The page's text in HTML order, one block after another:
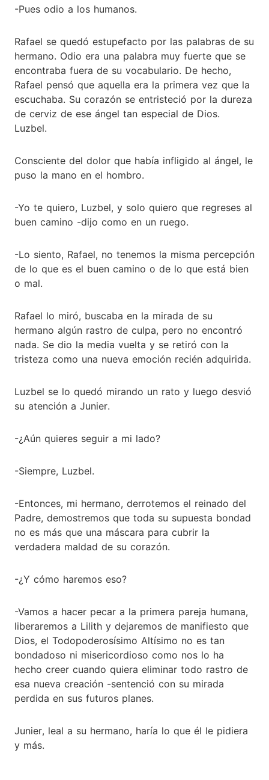
-Pues odio a los humanos.
Rafael se quedó estupefacto por las palabras de su
hermano. Odio era una palabra muy fuerte que se
encontraba fuera de su vocabulario. De hecho,
Rafael pensó que aquella era la primera vez que la
escuchaba. Su corazón se entristeció por la dureza
de cerviz de ese ángel tan especial de Dios.
Luzbel.
Consciente del dolor que había infligido al ángel, le
puso la mano en el hombro.
-Yo te quiero, Luzbel, y solo quiero que regreses al
buen camino -dijo como en un ruego.
-Lo siento, Rafael, no tenemos la misma percepción
de lo que es el buen camino o de lo que está bien
o mal.
Rafael lo miró, buscaba en la mirada de su
hermano algún rastro de culpa, pero no encontró
nada. Se dio la media vuelta y se retiró con la
tristeza como una nueva emoción recién adquirida.
Luzbel se lo quedó mirando un rato y luego desvió
su atención a Junier.
-¿Aún quieres seguir a mi lado?
-Siempre, Luzbel.
-Entonces, mi hermano, derrotemos el reinado del
Padre, demostremos que toda su supuesta bondad
no es más que una máscara para cubrir la
verdadera maldad de su corazón.
-¿Y cómo haremos eso?
-Vamos a hacer pecar a la primera pareja humana,
liberaremos a Lilith y dejaremos de manifiesto que
Dios, el Todopoderosísimo Altísimo no es tan
bondadoso ni misericordioso como nos lo ha
hecho creer cuando quiera eliminar todo rastro de
esa nueva creación -sentenció con su mirada
perdida en sus futuros planes.
Junier, leal a su hermano, haría lo que él le pidiera
y más.